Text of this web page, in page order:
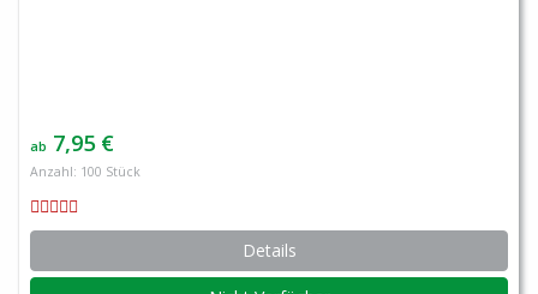
ab 7,95 €
Anzahl: 100 Stück
Details